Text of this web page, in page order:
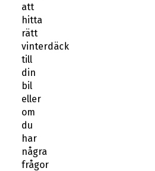
att
hitta
rätt
vinterdäck
till
din
bil
eller
om
du
har
några
frågor